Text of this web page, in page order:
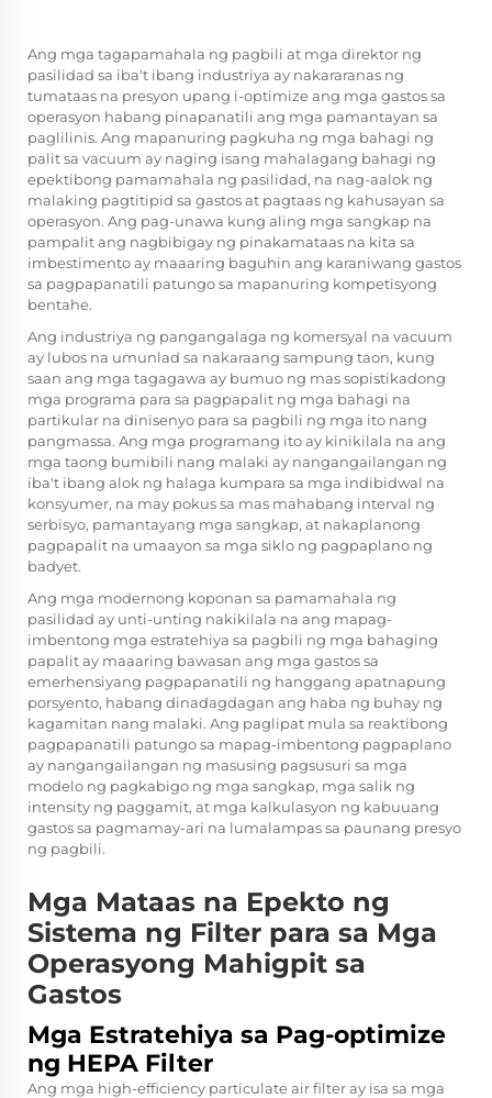
Ang mga tagapamahala ng pagbili at mga direktor ng
pasilidad sa iba't ibang industriya ay nakararanas ng
tumataas na presyon upang i-optimize ang mga gastos sa
operasyon habang pinapanatili ang mga pamantayan sa
paglilinis. Ang mapanuring pagkuha ng mga bahagi ng
palit sa vacuum ay naging isang mahalagang bahagi ng
epektibong pamamahala ng pasilidad, na nag-aalok ng
malaking pagtitipid sa gastos at pagtaas ng kahusayan sa
operasyon. Ang pag-unawa kung aling mga sangkap na
pampalit ang nagbibigay ng pinakamataas na kita sa
imbestimento ay maaaring baguhin ang karaniwang gastos
sa pagpapanatili patungo sa mapanuring kompetisyong
bentahe.
Ang industriya ng pangangalaga ng komersyal na vacuum
ay lubos na umunlad sa nakaraang sampung taon, kung
saan ang mga tagagawa ay bumuo ng mas sopistikadong
mga programa para sa pagpapalit ng mga bahagi na
partikular na dinisenyo para sa pagbili ng mga ito nang
pangmassa. Ang mga programang ito ay kinikilala na ang
mga taong bumibili nang malaki ay nangangailangan ng
iba't ibang alok ng halaga kumpara sa mga indibidwal na
konsyumer, na may pokus sa mas mahabang interval ng
serbisyo, pamantayang mga sangkap, at nakaplanong
pagpapalit na umaayon sa mga siklo ng pagpaplano ng
badyet.
Ang mga modernong koponan sa pamamahala ng
pasilidad ay unti-unting nakikilala na ang mapag-
imbentong mga estratehiya sa pagbili ng mga bahaging
papalit ay maaaring bawasan ang mga gastos sa
emerhensiyang pagpapanatili ng hanggang apatnapung
porsyento, habang dinadagdagan ang haba ng buhay ng
kagamitan nang malaki. Ang paglipat mula sa reaktibong
pagpapanatili patungo sa mapag-imbentong pagpaplano
ay nangangailangan ng masusing pagsusuri sa mga
modelo ng pagkabigo ng mga sangkap, mga salik ng
intensity ng paggamit, at mga kalkulasyon ng kabuuang
gastos sa pagmamay-ari na lumalampas sa paunang presyo
ng pagbili.
Mga Mataas na Epekto ng
Sistema ng Filter para sa Mga
Operasyong Mahigpit sa
Gastos
Mga Estratehiya sa Pag-optimize
ng HEPA Filter
Ang mga high-efficiency particulate air filter ay isa sa mga